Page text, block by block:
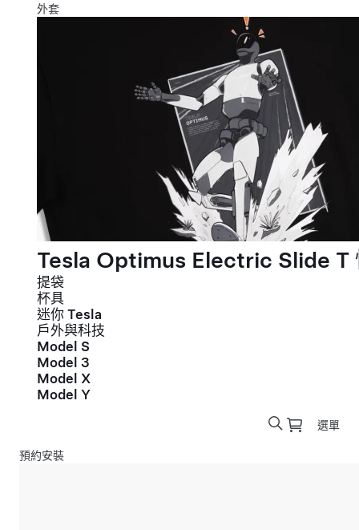
外套
Tesla Optimus Electric Slide T
提袋
杯具
迷你 Tesla
戶外與科技
Model S
Model 3
Model X
Model Y
選單
預約安裝